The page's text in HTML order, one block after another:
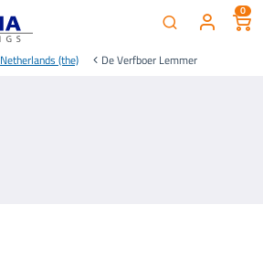
0
Netherlands (the) De Verfboer Lemmer